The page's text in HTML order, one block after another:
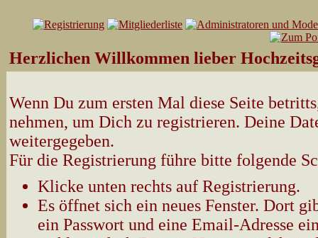
Herzlichen Willkommen lieber
Wenn Du zum ersten Mal diese Seite
nehmen, um Dich zu registrieren. Deine
weitergegeben.
Für die Registrierung führe bitte folgende
Klicke unten rechts auf Registrierung.
Es öffnet sich ein neues Fenster. Dort
ein Passwort und eine Email-Adresse